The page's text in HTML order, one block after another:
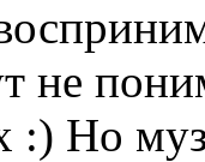
не
:) Но